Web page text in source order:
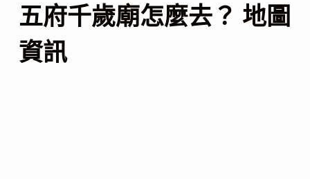
五府千歲廟怎麼去？ 地圖
資訊